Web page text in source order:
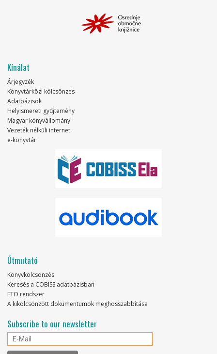
Kínálat
Árjegyzék
Könyvtárközi kölcsönzés
Adatbázisok
Helyismereti gyűjtemény
Magyar könyvállomány
Vezeték nélküli internet
e-könyvtár
Útmutató
Könyvkölcsönzés
Keresés a COBISS adatbázisban
ETO rendszer
A kikölcsönzött dokumentumok meghosszabbítása
Subscribe to our newsletter